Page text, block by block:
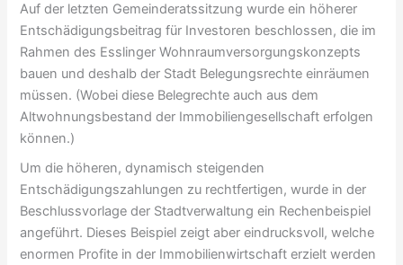
Auf der letzten Gemeinderatssitzung wurde ein höherer
Entschädigungsbeitrag für Investoren beschlossen, die im
Rahmen des Esslinger Wohnraumversorgungskonzepts
bauen und deshalb der Stadt Belegungsrechte einräumen
müssen. (Wobei diese Belegrechte auch aus dem
Altwohnungsbestand der Immobiliengesellschaft erfolgen
können.)
Um die höheren, dynamisch steigenden
Entschädigungszahlungen zu rechtfertigen, wurde in der
Beschlussvorlage der Stadtverwaltung ein Rechenbeispiel
angeführt. Dieses Beispiel zeigt aber eindrucksvoll, welche
enormen Profite in der Immobilienwirtschaft erzielt werden